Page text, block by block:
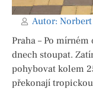
Autor:
Praha – Po
dnech stoupat.
pohybovat kolem
překonají